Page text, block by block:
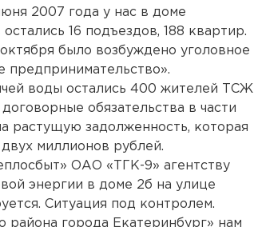
2007 года у нас в доме
16 подъездов, 188 квартир.
было возбуждено уголовное
предпринимательство».
воды остались 400 жителей ТСЖ
обязательства в части
растущую задолженность, которая
миллионов рублей.
ОАО «ТГК-9» агентству
энергии в доме 2б на улице
Ситуация под контролем.
города Екатеринбург» нам